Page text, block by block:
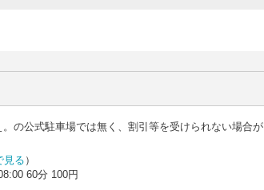
の公式駐車場では無く、割引等を受けられない場合が
見る ）
60分 100円